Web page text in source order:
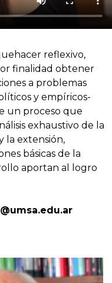
reflexivo,
finalidad obtener
a problemas
y empíricos-
un proceso que
exhaustivo de la
la extensión,
básicas de la
aportan al logro